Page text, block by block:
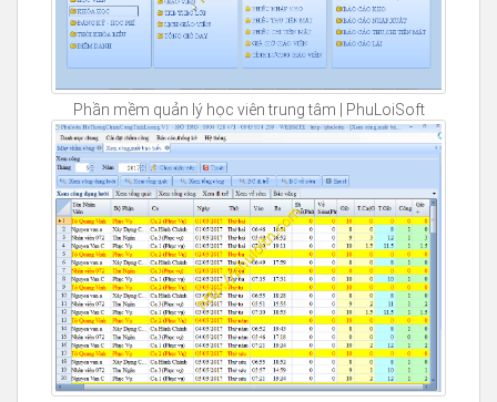
Phần mềm quản lý học viên trung tâm | PhuLoiSoft